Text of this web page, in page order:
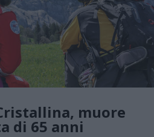
muore
di 65 anni